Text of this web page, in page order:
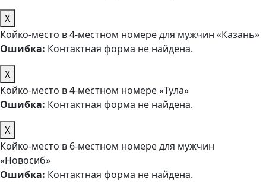
X
Койко-место в 4-местном номере для мужчин «Казань»
Ошибка: Контактная форма не найдена.
X
Койко-место в 4-местном номере «Тула»
Ошибка: Контактная форма не найдена.
X
Койко-место в 6-местном номере для мужчин
«Новосиб»
Ошибка: Контактная форма не найдена.